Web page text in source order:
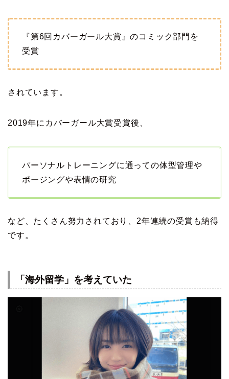
『第6回カバーガール大賞』のコミック部門を
受賞
されています。
2019年にカバーガール大賞受賞後、
パーソナルトレーニングに通っての体型管理や
ポージングや表情の研究
など、たくさん努力されており、2年連続の受賞も納得
です。
「海外留学」を考えていた